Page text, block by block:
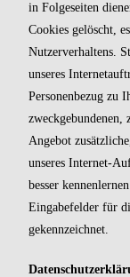
in Folgeseiten
Cookies gelöscht,
Nutzerverhaltens.
unseres
Personenbezug zu
Angebot
unseres Internet-
besser
Eingabefelder für
gekennzeichnet.